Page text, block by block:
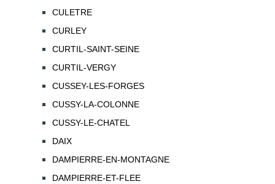
CULETRE
CURLEY
CURTIL-SAINT-SEINE
CURTIL-VERGY
CUSSEY-LES-FORGES
CUSSY-LA-COLONNE
CUSSY-LE-CHATEL
DAIX
DAMPIERRE-EN-MONTAGNE
DAMPIERRE-ET-FLEE